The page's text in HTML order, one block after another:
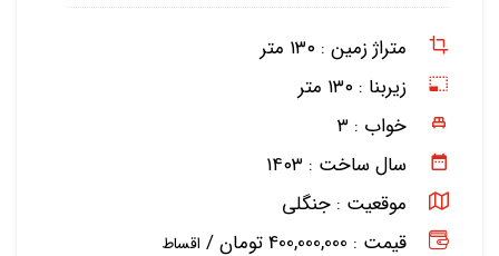
متراژ زمین : ۱۳۰ متر
زیربنا : ۱۳۰ متر
خواب : ۳
سال ساخت : ۱۴۰۳
موقعیت : جنگلی
قیمت : 400,000,000 تومان /
اقساط